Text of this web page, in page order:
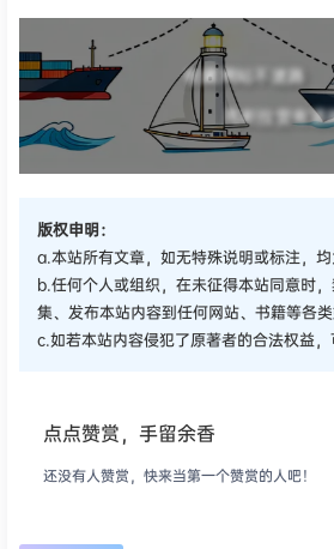
收藏网站不迷路
甩柜拉货有退
版权申明：
a.本站所有文章，如无特殊说明或标注，均
b.任何个人或组织，在未征得本站同意时
集、发布本站内容到任何网站、书籍等各类
c.如若本站内容侵犯了原著者的合法权益，
点点赞赏，手留余香
还没有人赞赏，快来当第一个赞赏的人吧！